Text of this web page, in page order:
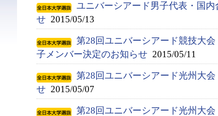
ユニバーシアード男子代表・国
せ 2015/05/13
第28回ユニバーシアード競技大
子メンバー決定のお知らせ 2015/05/11
第28回ユニバーシアード光州大
せ 2015/05/07
第28回ユニバーシアード光州大